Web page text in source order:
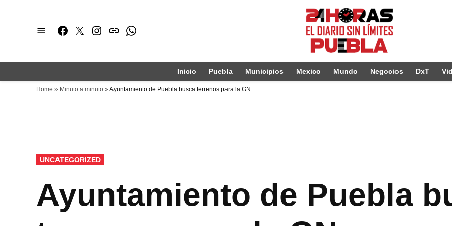
Facebook
TwitterInstagram
issuuWhatsapp
Inicio Puebla Municipios Mexico Mundo Negocios DxT
Home » Minuto a minuto » Ayuntamiento de Puebla busca terrenos para la GN
PUBLICADO
EN
UNCATEGORIZED
Ayuntamiento de Puebla